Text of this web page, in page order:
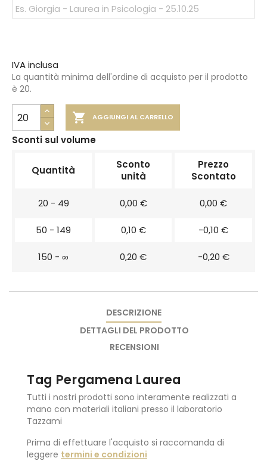
 AGGIUNGI AL CARRELLO
IVA inclusa
La quantità minima dell'ordine di acquisto per il prodotto
è 20.
Sconti sul volume
Quantità
Sconto
unità
Prezzo
Scontato
20 - 49 0,00 € 0,00 €
50 - 149 0,10 € -0,10 €
150 - ∞ 0,20 € -0,20 €
DESCRIZIONE
DETTAGLI DEL PRODOTTO
RECENSIONI
Tag Pergamena Laurea
Tutti i nostri prodotti sono interamente realizzati a
mano con materiali italiani presso il laboratorio
Tazzami
Prima di effettuare l'acquisto si raccomanda di
leggere termini e condizioni